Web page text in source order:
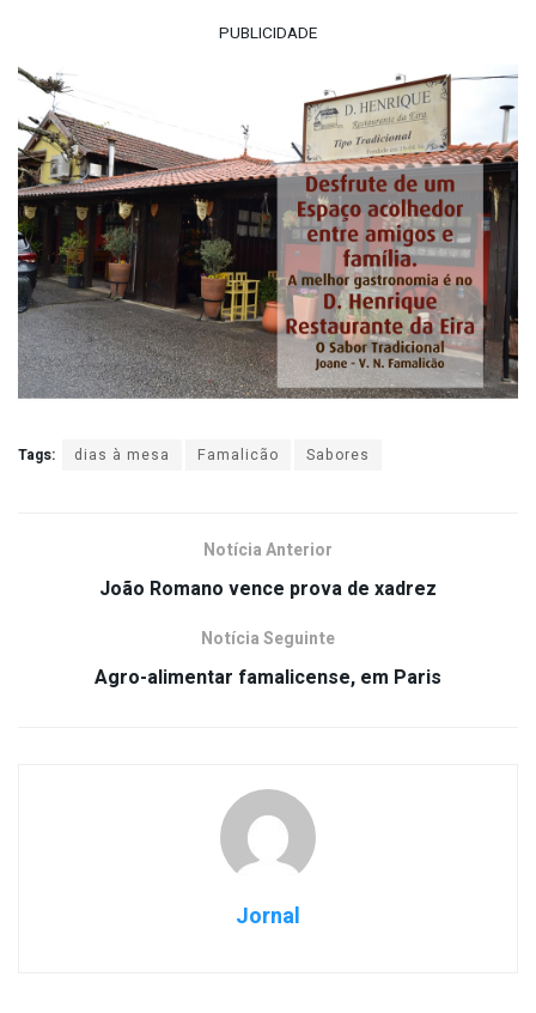
PUBLICIDADE
Tags: dias à mesa Famalicão Sabores
Notícia Anterior
João Romano vence prova de xadrez
Notícia Seguinte
Agro-alimentar famalicense, em Paris
Jornal